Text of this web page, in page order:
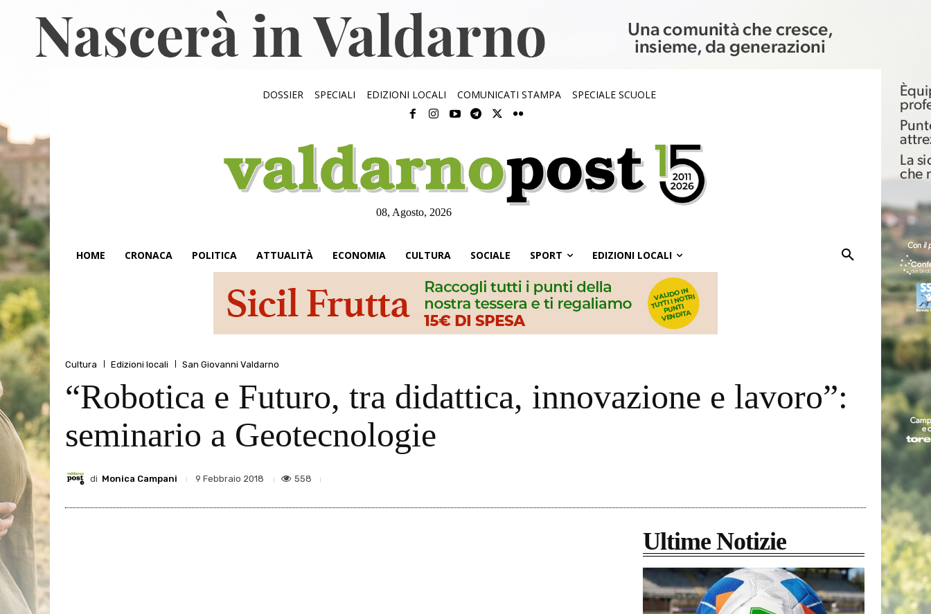
DOSSIER SPECIALI EDIZIONI LOCALI COMUNICATI STAMPA SPECIALE SCUOLE
08, Agosto, 2026
HOME CRONACA POLITICA ATTUALITÀ ECONOMIA CULTURA SOCIALE SPORT EDIZIONI LOCALI
Cultura Edizioni locali San Giovanni Valdarno
“Robotica e Futuro, tra didattica, innovazione e lavoro”:
seminario a Geotecnologie
di Monica Campani 9 Febbraio 2018 558
Ultime Notizie